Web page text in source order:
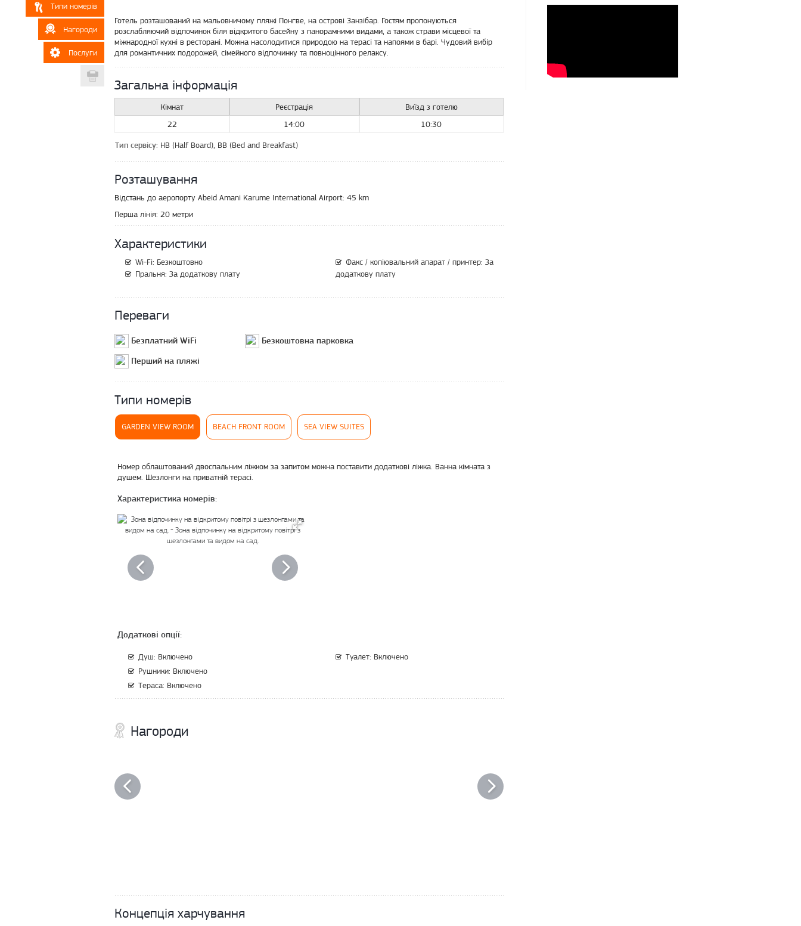
Типи номерів
Нагороди
Послуги
Готель розташований на мальовничому пляжі Понгве, на острові Занзібар. Гостям пропонуються
розслабляючий відпочинок біля відкритого басейну з панорамними видами, а також страви місцевої та
міжнародної кухні в ресторані. Можна насолодитися природою на терасі та напоями в барі. Чудовий вибір
для романтичних подорожей, сімейного відпочинку та повноцінного релаксу.
Загальна інформація
Кімнат
22
Реєстрація
14:00
Виїзд з готелю
10:30
Тип сервісу: HB (Half Board), BB (Bed and Breakfast)
Розташування
Відстань до аеропорту Abeid Amani Karume International Airport: 45 km
Перша лінія: 20 метри
Характеристики
Wi-Fi: Безкоштовно
Пральня: За додаткову плату
Факс / копіювальний апарат / принтер: За
додаткову плату
Переваги
Безплатний WiFi Безкоштовна парковка
Перший на пляжі
Типи номерів
GARDEN VIEW ROOM BEACH FRONT ROOM SEA VIEW SUITES
Номер облаштований двоспальним ліжком за запитом можна поставити додаткові ліжка. Ванна кімната з
душем. Шезлонги на приватній терасі.
Характеристика номерів:
Додаткові опції:
Душ: Включено
Рушники: Включено
Тераса: Включено
Туалет: Включено
Нагороди
Концепція харчування